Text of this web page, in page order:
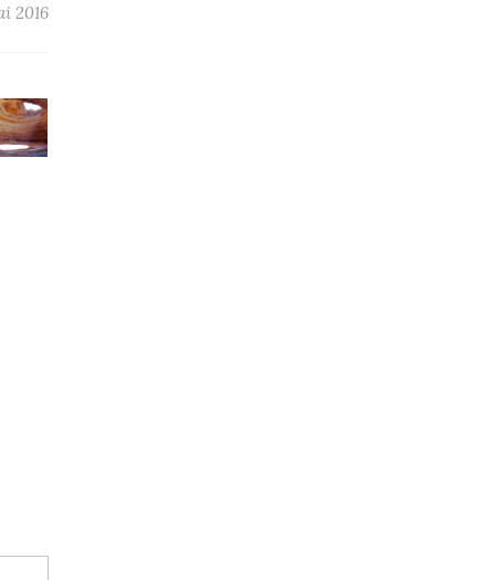
2016